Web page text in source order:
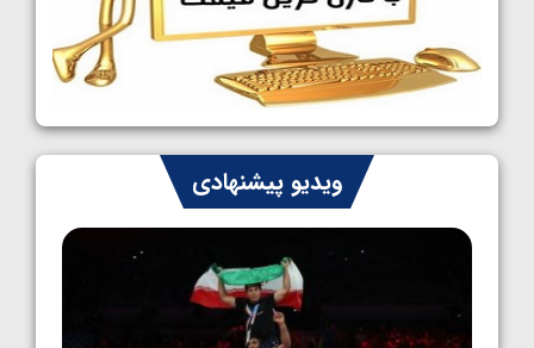
1405/05/08
کشتی فرنگی نوجوانان جهان؛ سکوی تیمی
سوم برای ایران
1405/05/07
ایران چشم به راه چهار مدال در پنج وزن دوم
کشتی فرنگی نوجوانان جهان
1405/05/06
ویدیو پیشنهادی